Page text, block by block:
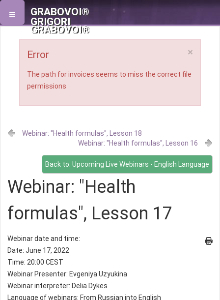
GRABOVOI®
GRIGORI
GRABOVOI®
×
Error
The path for invoices seems to miss the correct file
permissions
Webinar: "Health formulas", Lesson 18
Webinar: "Health formulas", Lesson 16
Back to: Upcoming Live Webinars - English Language
Webinar: "Health
formulas", Lesson 17
Webinar date and time:
Date: June 17, 2022
Time: 20:00 CEST
Webinar Presenter: Evgeniya Uzyukina
Webinar interpreter: Delia Dykes
Language of webinars: From Russian into English